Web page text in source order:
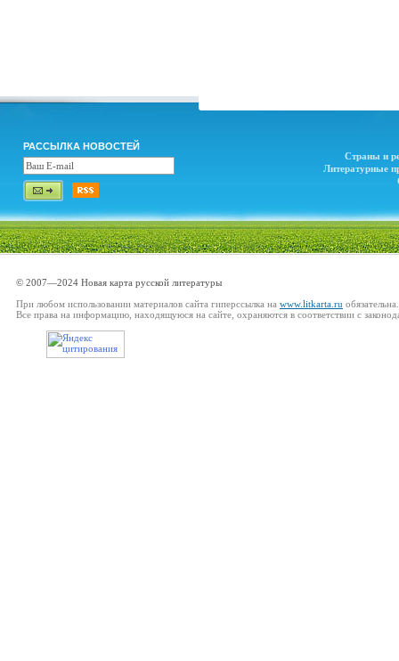
РАССЫЛКА НОВОСТЕЙ
Страны и
Литературные
© 2007—2024 Новая карта русской литературы
При любом использовании материалов сайта гиперссылка на www.litkarta.ru обязательна.
Все права на информацию, находящуюся на сайте, охраняются в соответствии с